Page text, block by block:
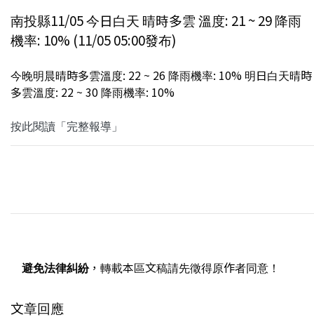
南投縣11/05 今日白天 晴時多雲 溫度: 21 ~ 29 降雨
機率: 10% (11/05 05:00發布)
今晚明晨晴時多雲溫度: 22 ~ 26 降雨機率: 10% 明日白天晴時
多雲溫度: 22 ~ 30 降雨機率: 10%
按此閱讀「完整報導」
避免法律糾紛，轉載本區文稿請先徵得原作者同意！
文章回應